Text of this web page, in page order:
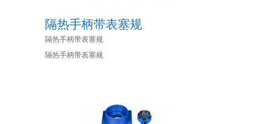
隔热手柄带表塞规
隔热手柄带表塞规
隔热手柄带表塞规